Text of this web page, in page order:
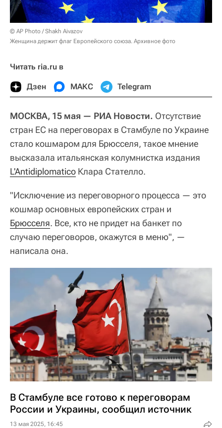
© AP Photo / Shakh Aivazov
Женщина держит флаг Европейского союза. Архивное фото
Читать ria.ru в
Дзен МАКС Telegram
МОСКВА, 15 мая — РИА Новости. Отсутствие
стран ЕС на переговорах в Стамбуле по Украине
стало кошмаром для Брюсселя, такое мнение
высказала итальянская колумнистка издания
L'Antidiplomatico Клара Стателло.
"Исключение из переговорного процесса — это
кошмар основных европейских стран и
Брюсселя. Все, кто не придет на банкет по
случаю переговоров, окажутся в меню", —
написала она.
В Стамбуле все готово к переговорам
России и Украины, сообщил источник
13 мая 2025, 16:45